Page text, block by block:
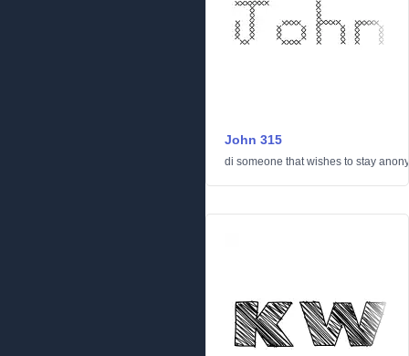
John 315
di someone that wishes to stay